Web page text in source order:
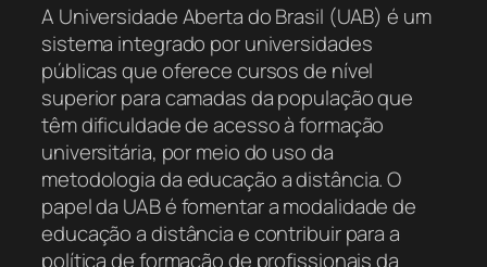
A Universidade Aberta do Brasil (UAB) é um
sistema integrado por universidades
públicas que oferece cursos de nível
superior para camadas da população que
têm dificuldade de acesso à formação
universitária, por meio do uso da
metodologia da educação a distância. O
papel da UAB é fomentar a modalidade de
educação a distância e contribuir para a
política de formação de profissionais da